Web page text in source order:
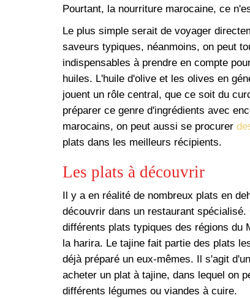
Pourtant, la nourriture marocaine, ce
Le plus simple serait de voyager
saveurs typiques, néanmoins, on peut
indispensables à prendre en compte
huiles. L'huile d'olive et les olives en
jouent un rôle central, que ce soit du
préparer ce genre d'ingrédients avec
marocains, on peut aussi se procurer
plats dans les meilleurs récipients.
Les plats à découvrir
Il y a en réalité de nombreux plats en
découvrir dans un restaurant spécialisé.
différents plats typiques des régions du
la harira. Le tajine fait partie des plats
déjà préparé un eux-mêmes. Il s'agit
acheter un plat à tajine, dans lequel on
différents légumes ou viandes à cuire.